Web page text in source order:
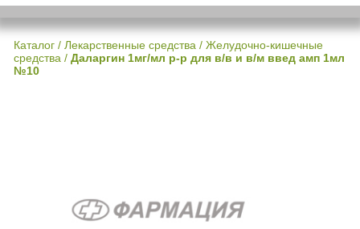
Каталог / Лекарственные средства / Желудочно-кишечные
средства / Даларгин 1мг/мл р-р для в/в и в/м введ амп 1мл
№10